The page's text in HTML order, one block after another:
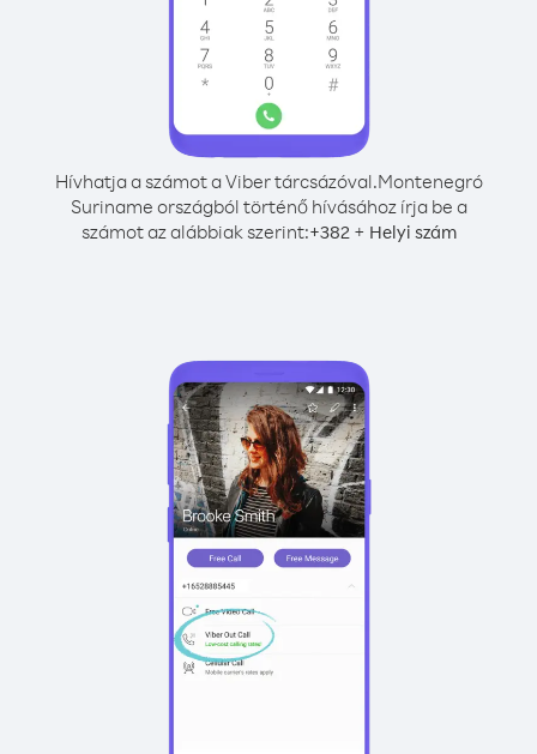
Hívhatja a számot a Viber tárcsázóval.Montenegró
Suriname országból történő hívásához írja be a
számot az alábbiak szerint:+382+ Helyi szám